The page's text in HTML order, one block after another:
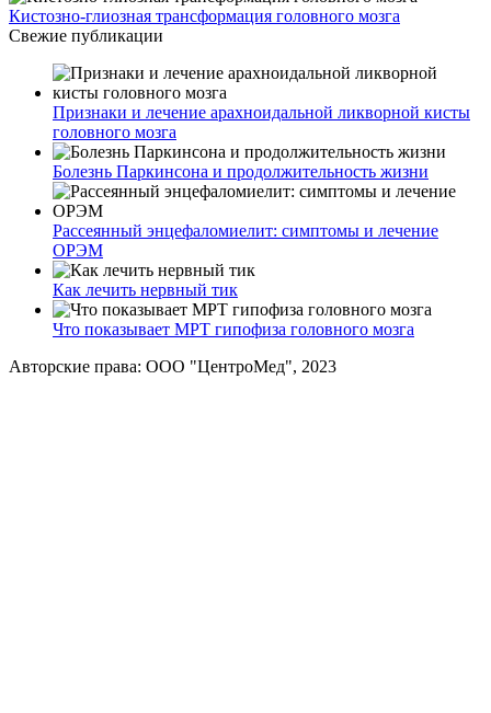
Кистозно-глиозная трансформация головного мозга
Свежие публикации
Признаки и лечение арахноидальной ликворной кисты
головного мозга
Болезнь Паркинсона и продолжительность жизни
Рассеянный энцефаломиелит: симптомы и лечение
ОРЭМ
Как лечить нервный тик
Что показывает МРТ гипофиза головного мозга
Авторские права: ООО "ЦентроМед", 2023